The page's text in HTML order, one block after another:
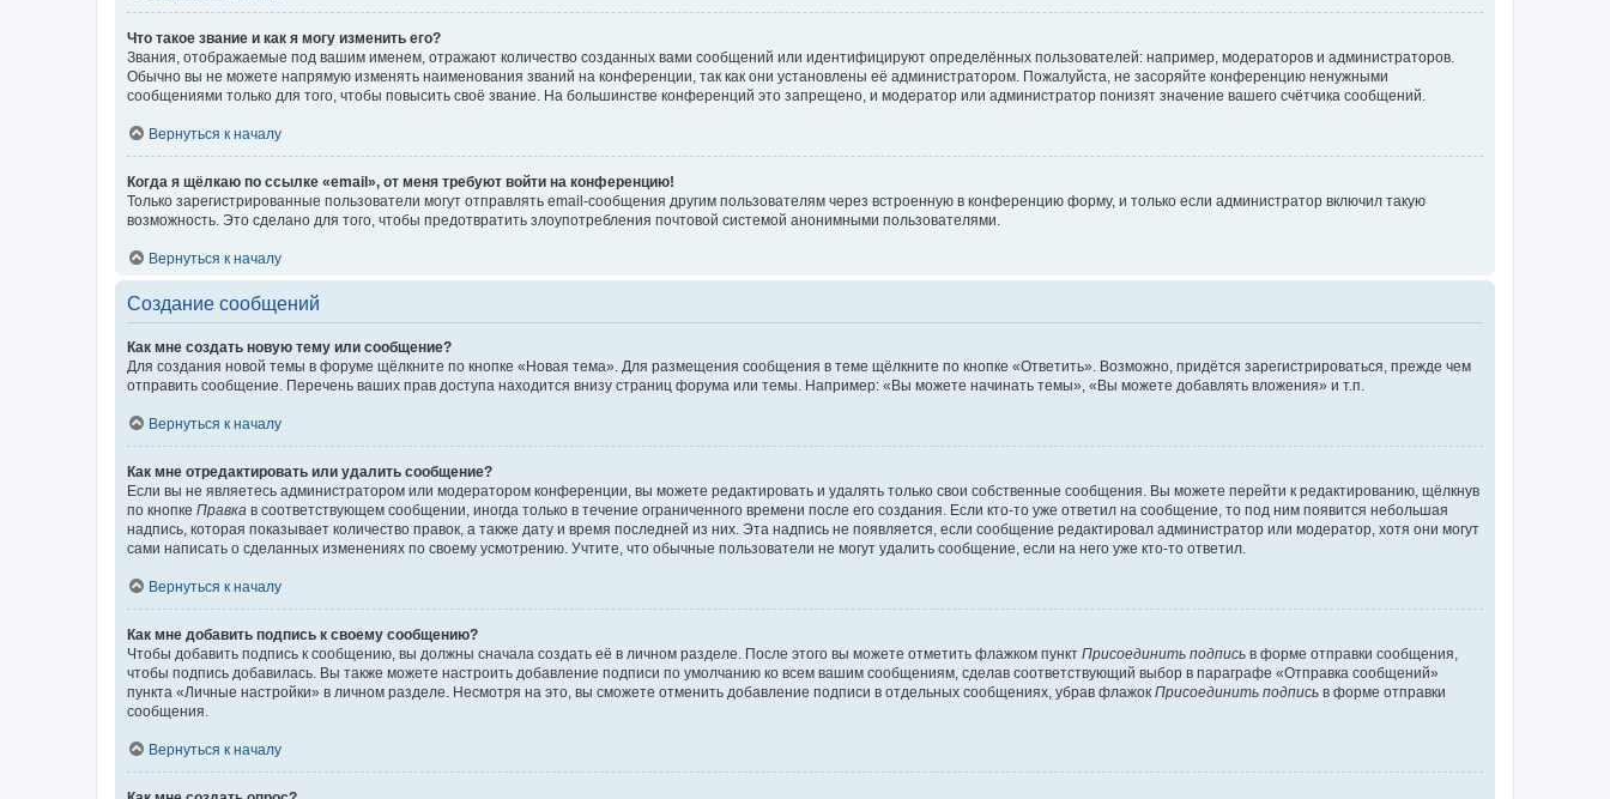
Что такое звание и как я могу изменить его?
Звания, отображаемые под вашим именем, отражают количество созданных вами сообщений или идентифицируют определённых пользователей: например, модераторов и администраторов.
Обычно вы не можете напрямую изменять наименования званий на конференции, так как они установлены её администратором. Пожалуйста, не засоряйте конференцию ненужными
сообщениями только для того, чтобы повысить своё звание. На большинстве конференций это запрещено, и модератор или администратор понизят значение вашего счётчика сообщений.
Вернуться к началу
Когда я щёлкаю по ссылке «email», от меня требуют войти на конференцию!
Только зарегистрированные пользователи могут отправлять email-сообщения другим пользователям через встроенную в конференцию форму, и только если администратор включил такую
возможность. Это сделано для того, чтобы предотвратить злоупотребления почтовой системой анонимными пользователями.
Вернуться к началу
Создание сообщений
Как мне создать новую тему или сообщение?
Для создания новой темы в форуме щёлкните по кнопке «Новая тема». Для размещения сообщения в теме щёлкните по кнопке «Ответить». Возможно, придётся зарегистрироваться, прежде чем
отправить сообщение. Перечень ваших прав доступа находится внизу страниц форума или темы. Например: «Вы можете начинать темы», «Вы можете добавлять вложения» и т.п.
Вернуться к началу
Как мне отредактировать или удалить сообщение?
Если вы не являетесь администратором или модератором конференции, вы можете редактировать и удалять только свои собственные сообщения. Вы можете перейти к редактированию, щёлкнув
по кнопке Правка в соответствующем сообщении, иногда только в течение ограниченного времени после его создания. Если кто-то уже ответил на сообщение, то под ним появится небольшая
надпись, которая показывает количество правок, а также дату и время последней из них. Эта надпись не появляется, если сообщение редактировал администратор или модератор, хотя они могут
сами написать о сделанных изменениях по своему усмотрению. Учтите, что обычные пользователи не могут удалить сообщение, если на него уже кто-то ответил.
Вернуться к началу
Как мне добавить подпись к своему сообщению?
Чтобы добавить подпись к сообщению, вы должны сначала создать её в личном разделе. После этого вы можете отметить флажком пункт Присоединить подпись в форме отправки сообщения,
чтобы подпись добавилась. Вы также можете настроить добавление подписи по умолчанию ко всем вашим сообщениям, сделав соответствующий выбор в параграфе «Отправка сообщений»
пункта «Личные настройки» в личном разделе. Несмотря на это, вы сможете отменить добавление подписи в отдельных сообщениях, убрав флажок Присоединить подпись в форме отправки
сообщения.
Вернуться к началу